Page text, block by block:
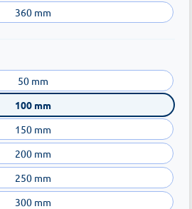
360 mm
50 mm
100 mm
150 mm
200 mm
250 mm
300 mm